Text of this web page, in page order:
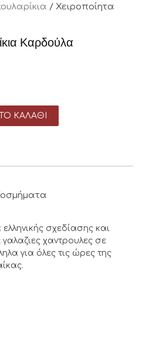
/ Χειροποίητα
Καρδούλα
ΚΑΛΆΘΙ
σχεδίασης και
χαντρουλες σε
για όλες τις ώρες της